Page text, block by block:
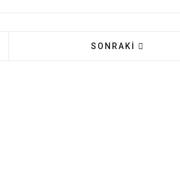
KURULUŞUN HAKKINI
SONRAKI
SONRAKI